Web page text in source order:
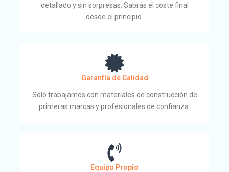
detallado y sin sorpresas. Sabrás el coste final
desde el principio.
Garantía de Calidad
Solo trabajamos con materiales de construcción de
primeras marcas y profesionales de confianza.
Equipo Propio